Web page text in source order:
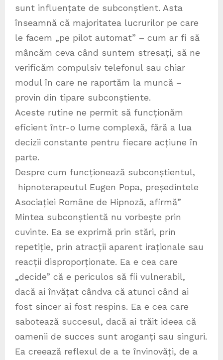
sunt influențate de subconștient. Asta
înseamnă că majoritatea lucrurilor pe care
le facem „pe pilot automat” – cum ar fi să
mâncăm ceva când suntem stresați, să ne
verificăm compulsiv telefonul sau chiar
modul în care ne raportăm la muncă –
provin din tipare subconștiente.
Aceste rutine ne permit să funcționăm
eficient într-o lume complexă, fără a lua
decizii constante pentru fiecare acțiune în
parte.
Despre cum funcționează subconștientul,
hipnoterapeutul Eugen Popa, președintele
Asociației Române de Hipnoză, afirmă”
Mintea subconștientă nu vorbește prin
cuvinte. Ea se exprimă prin stări, prin
repetiție, prin atracții aparent iraționale sau
reacții disproporționate. Ea e cea care
„decide” că e periculos să fii vulnerabil,
dacă ai învățat cândva că atunci când ai
fost sincer ai fost respins. Ea e cea care
sabotează succesul, dacă ai trăit ideea că
oamenii de succes sunt aroganți sau singuri.
Ea creează reflexul de a te învinovăți, de a